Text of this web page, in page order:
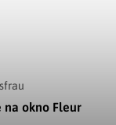
okno Fleur